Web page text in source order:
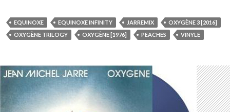
EQUINOXE EQUINOXE INFINITY JARREMIX
OXYGÈNE 3 [2016]
OXYGÈNE TRILOGY
OXYGÈNE [1976] PEACHES VINYLE